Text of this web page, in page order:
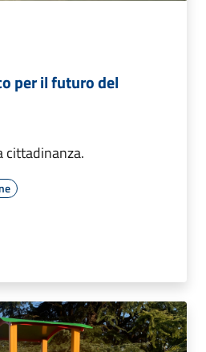
per il futuro del
cittadinanza.